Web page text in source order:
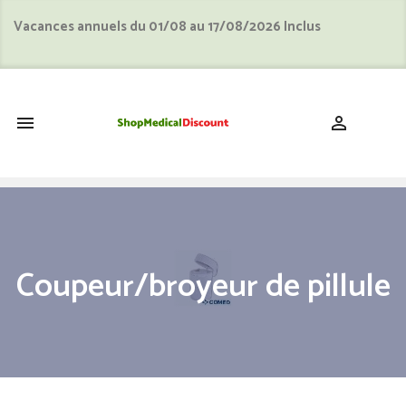
Vacances annuels du 01/08 au 17/08/2026 Inclus
 
Coupeur/broyeur de pillule